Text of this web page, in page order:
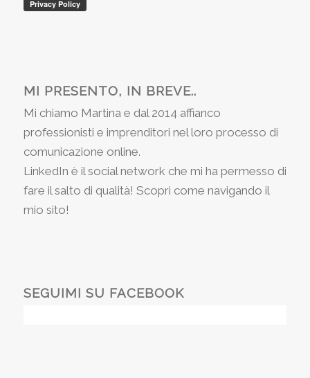
MI PRESENTO, IN BREVE..
Mi chiamo Martina e dal 2014 affianco
professionisti e imprenditori nel loro processo di
comunicazione online.
LinkedIn è il social network che mi ha permesso di
fare il salto di qualità! Scopri come navigando il
mio sito!
SEGUIMI SU FACEBOOK